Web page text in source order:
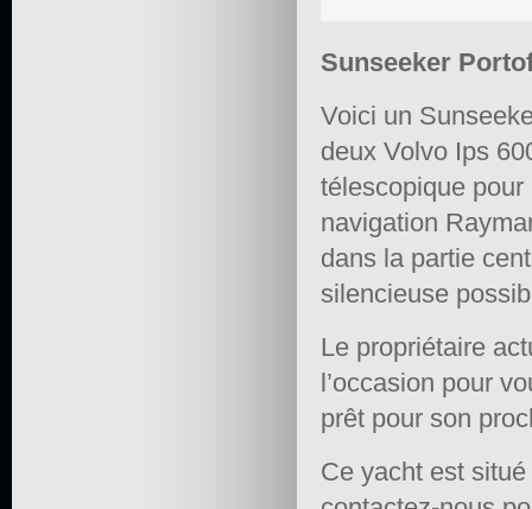
Sunseeker
Voici un
deux Volvo Ips
télescopique
navigation
dans la partie
silencieuse
Le propriétaire
l’occasion pour
prêt pour son
Ce yacht est